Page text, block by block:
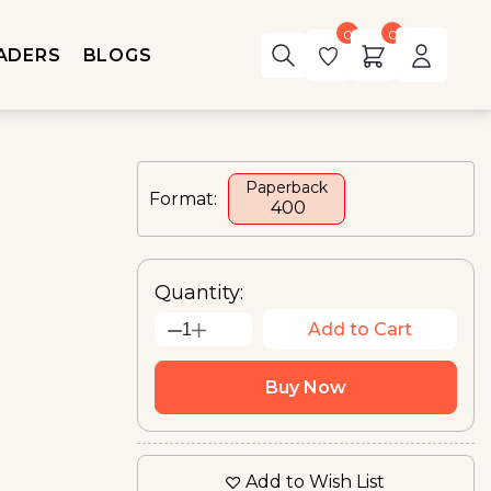
BLOGS
0 0
Format:
Paperback
₹ 400
Quantity:
1 Add to Cart
Buy Now
Add to Wish List